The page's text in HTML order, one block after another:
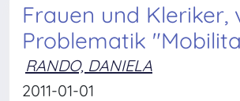
Frauen und
Problematik
RANDO, DANIELA
2011-01-01